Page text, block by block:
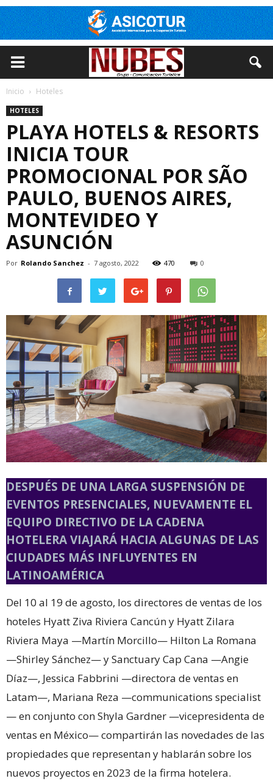
Inicio Hoteles
HOTELES
PLAYA HOTELS & RESORTS
INICIA TOUR
PROMOCIONAL POR SÃO
PAULO, BUENOS AIRES,
MONTEVIDEO Y
ASUNCIÓN
Por Rolando Sanchez - 7 agosto, 2022 470 0
DESPUÉS DE UNA LARGA SUSPENSIÓN DE
EVENTOS PRESENCIALES, NUEVAMENTE EL
EQUIPO DIRECTIVO DE LA CADENA
HOTELERA VIAJARÁ HACIA ALGUNAS DE LAS
CIUDADES MÁS INFLUYENTES EN
LATINOAMÉRICA
Del 10 al 19 de agosto, los directores de ventas de los
hoteles Hyatt Ziva Riviera Cancún y Hyatt Zilara
Riviera Maya —Martín Morcillo— Hilton La Romana
—Shirley Sánchez— y Sanctuary Cap Cana —Angie
Díaz—, Jessica Fabbrini —directora de ventas en
Latam—, Mariana Reza —communications specialist
— en conjunto con Shyla Gardner —vicepresidenta de
ventas en México— compartirán las novedades de las
propiedades que representan y hablarán sobre los
nuevos proyectos en 2023 de la firma hotelera.